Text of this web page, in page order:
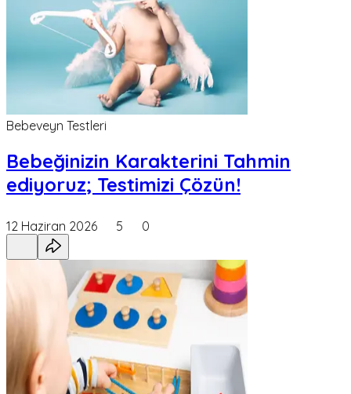
Bebeveyn Testleri
Bebeğinizin Karakterini Tahmin
ediyoruz; Testimizi Çözün!
12 Haziran 2026 5 0